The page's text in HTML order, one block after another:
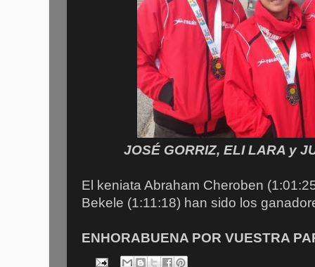
JOSÉ GORRIZ, ELI LARA y
El keniata Abraham Cheroben
Bekele (1:11:18) han sido los
ENHORABUENA POR VUESTRA